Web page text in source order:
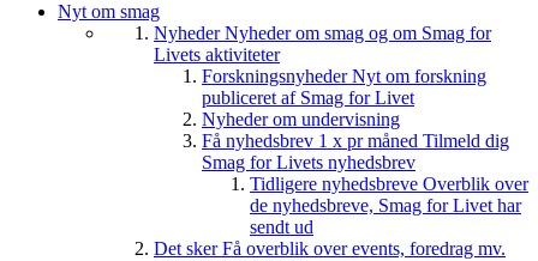
Nyt om smag
NyhederNyheder om smag og om Smag for
Livets aktiviteter
ForskningsnyhederNyt om forskning
publiceret af Smag for Livet
Nyheder om undervisning
Få nyhedsbrev 1 x pr måned Tilmeld dig
Smag for Livets nyhedsbrev
Tidligere nyhedsbreve Overblik over
de nyhedsbreve, Smag for Livet har
sendt ud
Det skerFå overblik over events, foredrag mv.